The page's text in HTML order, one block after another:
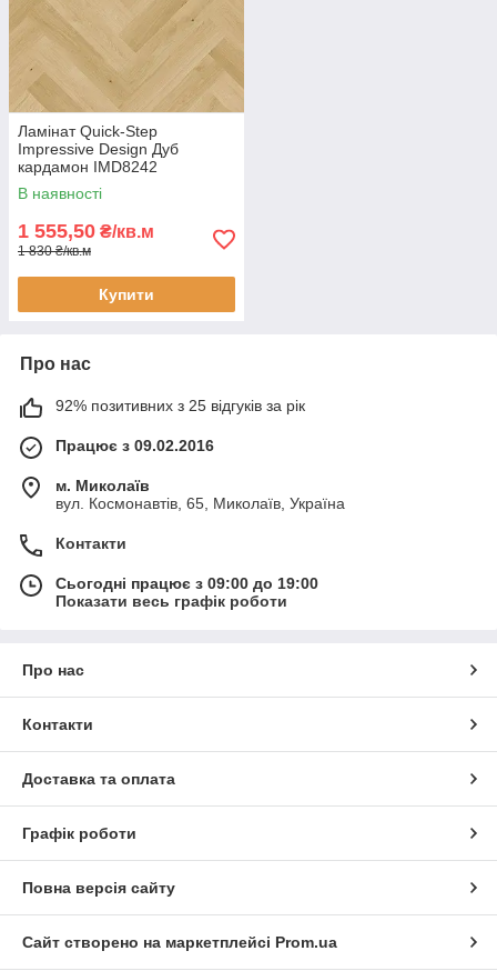
Ламінат Quick-Step
Impressive Design Дуб
кардамон IMD8242
водостійкий 32 клас 8 мм
ялинка з фаскою Unizip
В наявності
1 555,50 ₴/кв.м
1 830 ₴/кв.м
Купити
Про нас
92% позитивних з 25 відгуків за рік
Працює з 09.02.2016
м. Миколаїв
вул. Космонавтів, 65, Миколаїв, Україна
Контакти
Сьогодні працює з 09:00 до 19:00
Показати весь графік роботи
Про нас
Контакти
Доставка та оплата
Графік роботи
Повна версія сайту
Сайт створено на маркетплейсі Prom.ua